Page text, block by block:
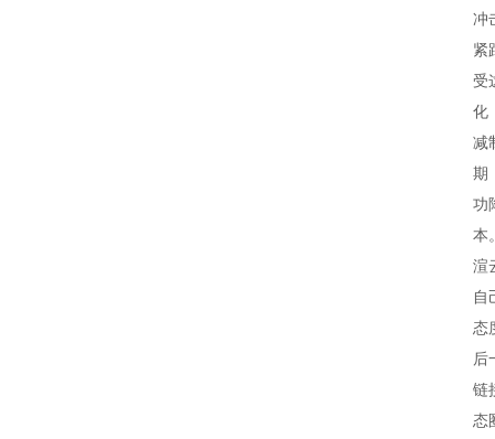
冲
紧
受
化
减
期
功
本
渲
自
态
后
链
态